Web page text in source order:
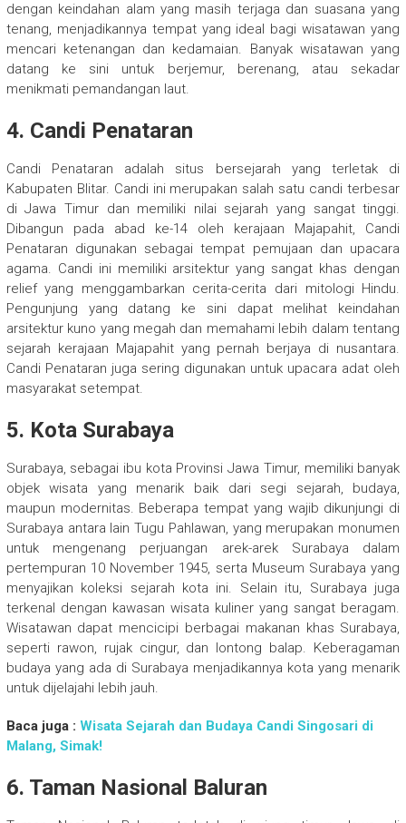
dengan keindahan alam yang masih terjaga dan suasana yang
tenang, menjadikannya tempat yang ideal bagi wisatawan yang
mencari ketenangan dan kedamaian. Banyak wisatawan yang
datang ke sini untuk berjemur, berenang, atau sekadar
menikmati pemandangan laut.
4. Candi Penataran
Candi Penataran adalah situs bersejarah yang terletak di
Kabupaten Blitar. Candi ini merupakan salah satu candi terbesar
di Jawa Timur dan memiliki nilai sejarah yang sangat tinggi.
Dibangun pada abad ke-14 oleh kerajaan Majapahit, Candi
Penataran digunakan sebagai tempat pemujaan dan upacara
agama. Candi ini memiliki arsitektur yang sangat khas dengan
relief yang menggambarkan cerita-cerita dari mitologi Hindu.
Pengunjung yang datang ke sini dapat melihat keindahan
arsitektur kuno yang megah dan memahami lebih dalam tentang
sejarah kerajaan Majapahit yang pernah berjaya di nusantara.
Candi Penataran juga sering digunakan untuk upacara adat oleh
masyarakat setempat.
5. Kota Surabaya
Surabaya, sebagai ibu kota Provinsi Jawa Timur, memiliki banyak
objek wisata yang menarik baik dari segi sejarah, budaya,
maupun modernitas. Beberapa tempat yang wajib dikunjungi di
Surabaya antara lain Tugu Pahlawan, yang merupakan monumen
untuk mengenang perjuangan arek-arek Surabaya dalam
pertempuran 10 November 1945, serta Museum Surabaya yang
menyajikan koleksi sejarah kota ini. Selain itu, Surabaya juga
terkenal dengan kawasan wisata kuliner yang sangat beragam.
Wisatawan dapat mencicipi berbagai makanan khas Surabaya,
seperti rawon, rujak cingur, dan lontong balap. Keberagaman
budaya yang ada di Surabaya menjadikannya kota yang menarik
untuk dijelajahi lebih jauh.
Baca juga : Wisata Sejarah dan Budaya Candi Singosari di
Malang, Simak!
6. Taman Nasional Baluran